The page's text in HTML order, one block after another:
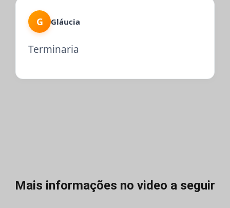
G Gláucia
Terminaria
Mais informações no video a seguir